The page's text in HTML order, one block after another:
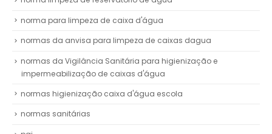
norma para limpeza de caixa d'água
normas da anvisa para limpeza de caixas dagua
normas da Vigilância Sanitária para higienização e
impermeabilização de caixas d'água
normas higienização caixa d'água escola
normas sanitárias